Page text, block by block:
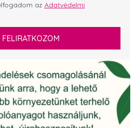
az Adatvédelmi
FELIRATKOZOM